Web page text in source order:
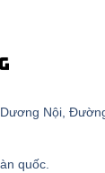
Nội,
quốc.